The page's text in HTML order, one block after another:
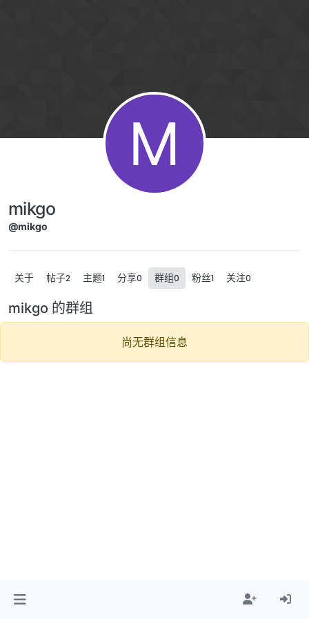
M
mikgo
@mikgo
关于 帖子2 主题1 分享0 群组0 粉丝1 关注0
mikgo 的群组
尚无群组信息